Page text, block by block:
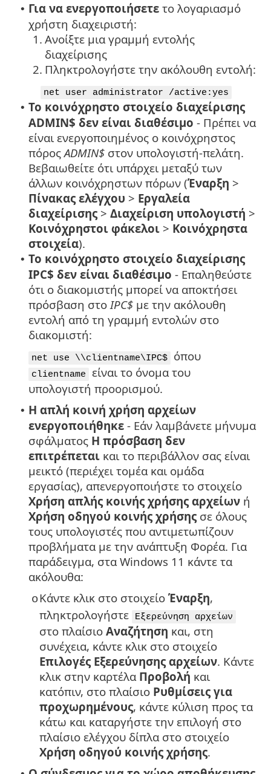
• Για να ενεργοποιήσετε το λογαριασμό
χρήστη διαχειριστή:
1. Ανοίξτε μια γραμμή εντολής
διαχείρισης
2. Πληκτρολογήστε την ακόλουθη εντολή:
net user administrator /active:yes
• Το κοινόχρηστο στοιχείο διαχείρισης
ADMIN$ δεν είναι διαθέσιμο - Πρέπει να
είναι ενεργοποιημένος ο κοινόχρηστος
πόροςADMIN$ στον υπολογιστή-πελάτη.
Βεβαιωθείτε ότι υπάρχει μεταξύ των
άλλων κοινόχρηστων πόρων (Έναρξη >
Πίνακας ελέγχου > Εργαλεία
διαχείρισης > Διαχείριση υπολογιστή >
Κοινόχρηστοι φάκελοι > Κοινόχρηστα
στοιχεία).
• Το κοινόχρηστο στοιχείο διαχείρισης
IPC$ δεν είναι διαθέσιμο - Επαληθεύστε
ότι ο διακομιστής μπορεί να αποκτήσει
πρόσβαση στοIPC$ με την ακόλουθη
εντολή από τη γραμμή εντολών στο
διακομιστή:
net use \\clientname\IPC$ όπου
clientname
είναι το όνομα του
υπολογιστή προορισμού.
• Η απλή κοινή χρήση αρχείων
ενεργοποιήθηκε - Εάν λαμβάνετε μήνυμα
σφάλματος Η πρόσβαση δεν
επιτρέπεται και το περιβάλλον σας είναι
μεικτό (περιέχει τομέα και ομάδα
εργασίας), απενεργοποιήστε το στοιχείο
Χρήση απλής κοινής χρήσης αρχείων ή
Χρήση οδηγού κοινής χρήσης σε όλους
τους υπολογιστές που αντιμετωπίζουν
προβλήματα με την ανάπτυξη Φορέα. Για
παράδειγμα, στα Windows 11 κάντε τα
ακόλουθα:
oΚάντε κλικ στο στοιχείο Έναρξη,
πληκτρολογήστε
Εξερεύνηση αρχείων
στο πλαίσιο Αναζήτηση και, στη
συνέχεια, κάντε κλικ στο στοιχείο
Επιλογές Εξερεύνησης αρχείων. Κάντε
κλικ στην καρτέλα Προβολή και
κατόπιν, στο πλαίσιο Ρυθμίσεις για
προχωρημένους, κάντε κύλιση προς τα
κάτω και καταργήστε την επιλογή στο
πλαίσιο ελέγχου δίπλα στο στοιχείο
Χρήση οδηγού κοινής χρήσης.